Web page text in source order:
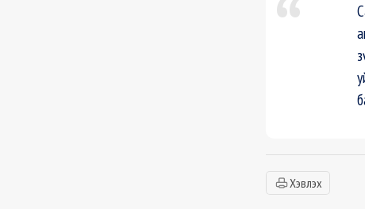
Хэвлэх